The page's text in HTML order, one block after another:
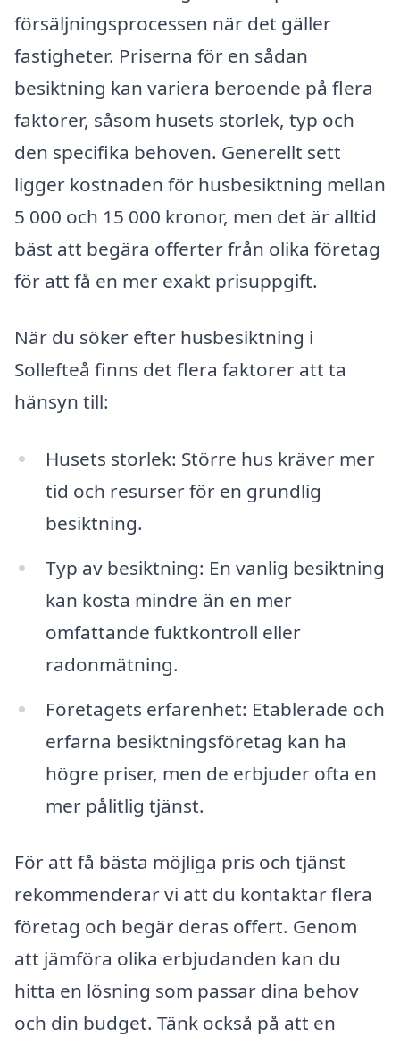
försäljningsprocessen när det gäller
fastigheter. Priserna för en sådan
besiktning kan variera beroende på flera
faktorer, såsom husets storlek, typ och
den specifika behoven. Generellt sett
ligger kostnaden för husbesiktning mellan
5 000 och 15 000 kronor, men det är alltid
bäst att begära offerter från olika företag
för att få en mer exakt prisuppgift.
När du söker efter husbesiktning i
Sollefteå finns det flera faktorer att ta
hänsyn till:
Husets storlek: Större hus kräver mer
tid och resurser för en grundlig
besiktning.
Typ av besiktning: En vanlig besiktning
kan kosta mindre än en mer
omfattande fuktkontroll eller
radonmätning.
Företagets erfarenhet: Etablerade och
erfarna besiktningsföretag kan ha
högre priser, men de erbjuder ofta en
mer pålitlig tjänst.
För att få bästa möjliga pris och tjänst
rekommenderar vi att du kontaktar flera
företag och begär deras offert. Genom
att jämföra olika erbjudanden kan du
hitta en lösning som passar dina behov
och din budget. Tänk också på att en